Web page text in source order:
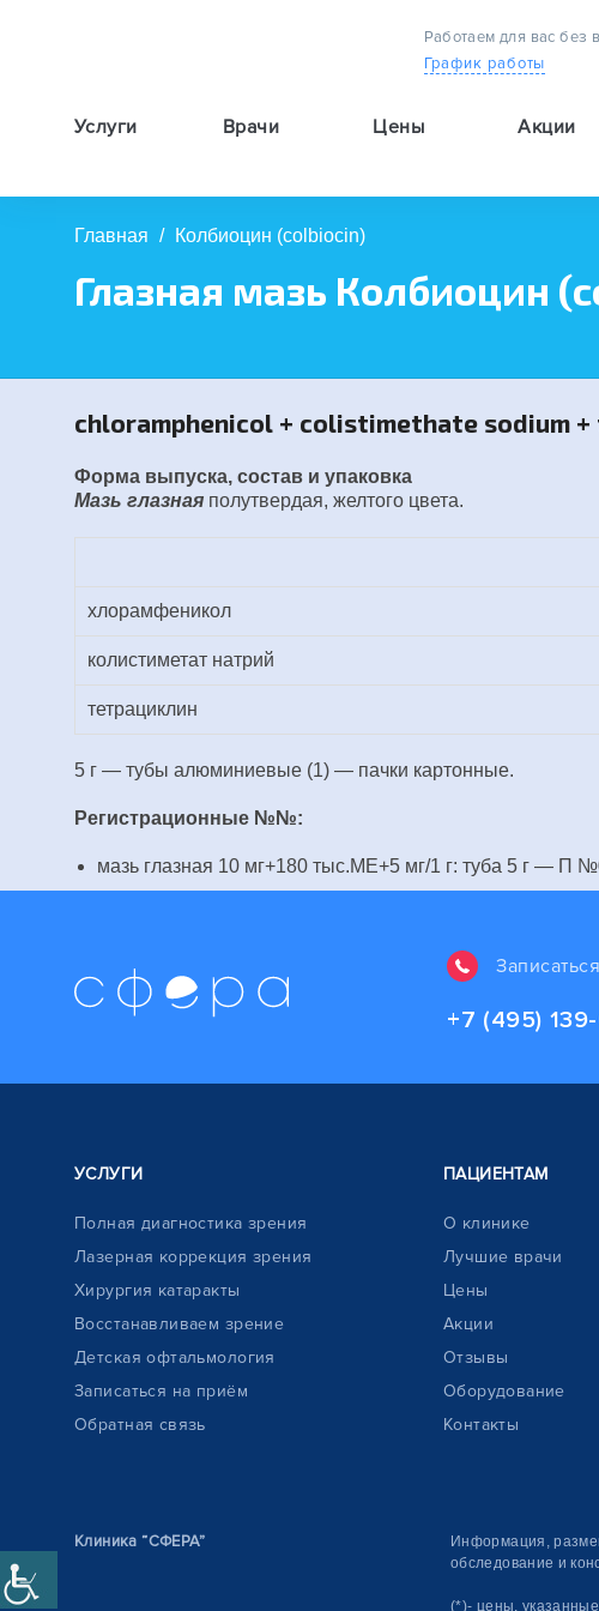
Работаем для вас без
График работы
Услуги Врачи Цены Акции
Главная / Колбиоцин (colbiocin)
Глазная мазь Колбиоцин
chloramphenicol + colistimethate sodium
Форма выпуска, состав и упаковка
Мазь глазная полутвердая, желтого цвета.
хлорамфеникол
колистиметат натрий
тетрациклин
5 г — тубы алюминиевые (1) — пачки картонные.
Регистрационные №№:
мазь глазная 10 мг+180 тыс.МЕ+5 мг/1 г: туба 5 г — П
+7 (495)
УСЛУГИ
Полная диагностика зрения
Лазерная коррекция зрения
Хирургия катаракты
Восстанавливаем зрение
Детская офтальмология
Записаться на приём
Обратная связь
ПАЦИЕНТАМ
О клинике
Лучшие врачи
Цены
Акции
Отзывы
Оборудование
Контакты
Клиника “СФЕРА”
Информация,
обследование и
(*)- цены,